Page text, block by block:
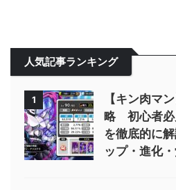
人気記事ランキング
1
【キン肉マ
略 初心者必
を徹底的に
ップ・進化